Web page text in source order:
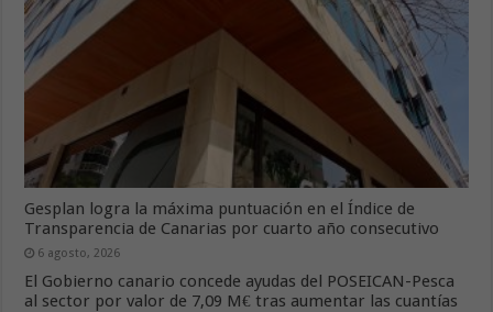
Gesplan logra la máxima puntuación en el Índice de
Transparencia de Canarias por cuarto año consecutivo
6 agosto, 2026
El Gobierno canario concede ayudas del POSEICAN-Pesca
al sector por valor de 7,09 M€ tras aumentar las cuantías